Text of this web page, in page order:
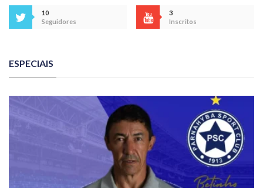
10
Seguidores
3
Inscritos
ESPECIAIS